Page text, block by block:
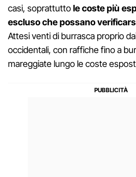
casi, soprattuttole coste più
escluso che possano
Attesi venti di burrasca proprio
occidentali, con raffiche fino a
mareggiate lungo le coste